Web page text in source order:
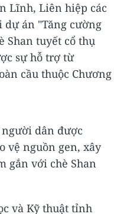
Lĩnh, Liên hiệp các
dự án "Tăng cường
Shan tuyết cổ thụ
sự hỗ trợ từ
cầu thuộc Chương
dân được
vệ nguồn gen, xây
gắn với chè Shan
và Kỹ thuật tỉnh